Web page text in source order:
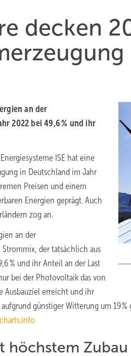
decken
an der
2022 bei 49,6 % und ihr
ISE hat eine
in Deutschland im Jahr
Preisen und einem
Energien geprägt. Auch
zog an.
an der
der tatsächlich aus
% und ihr Anteil an der Last
bei der Photovoltaik das von
Ausbauziel erreicht und ihr
günstiger Witterung um 19
höchstem Zubau